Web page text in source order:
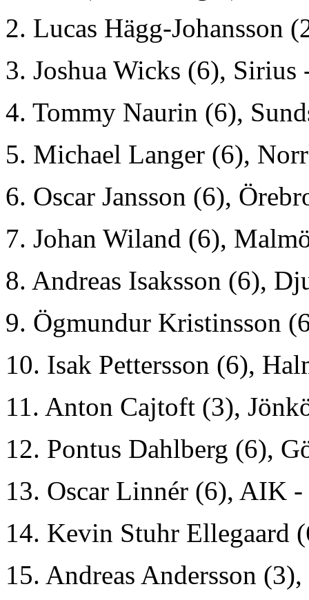
2. Lucas Hägg-Johansson
3. Joshua Wicks (6), Sirius
4. Tommy Naurin (6),
5. Michael Langer (6),
6. Oscar Jansson (6),
7. Johan Wiland (6),
8. Andreas Isaksson (6),
9. Ögmundur Kristinsson
10. Isak Pettersson (6),
11. Anton Cajtoft (3),
12. Pontus Dahlberg (6),
13. Oscar Linnér (6), AIK
14. Kevin Stuhr Ellegaard
15. Andreas Andersson